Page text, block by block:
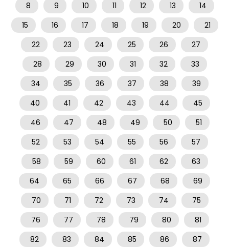
8
9 10 11 12 13
14
15
16 17 18 19 20
21
22
23 24 25 26
27
28
29 30 31 32
33
34
35 36 37 38
39
40
41 42 43 44
45
46
47 48 49 50
51
52
53 54 55 56
57
58
59 60 61 62
63
64
65 66 67 68
69
70
71 72 73 74
75
76
77 78 79 80
81
82
83 84 85 86
87